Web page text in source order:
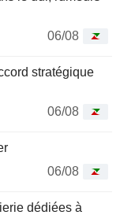
06/08
stratégique
06/08
06/08
dédiées à